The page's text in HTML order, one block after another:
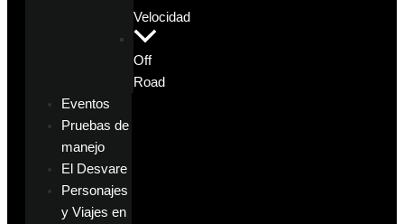
Velocidad
Off
Road
Eventos
Pruebas de
manejo
El Desvare
Personajes
y Viajes en